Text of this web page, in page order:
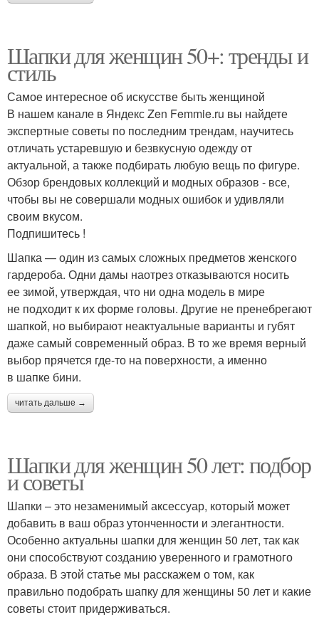
Шапки для женщин 50+: тренды и
стиль
Самое интересное об искусстве быть женщиной
В нашем канале в Яндекс Zen Femmie.ru вы найдете
экспертные советы по последним трендам, научитесь
отличать устаревшую и безвкусную одежду от
актуальной, а также подбирать любую вещь по фигуре.
Обзор брендовых коллекций и модных образов - все,
чтобы вы не совершали модных ошибок и удивляли
своим вкусом.
Подпишитесь !
Шапка — один из самых сложных предметов женского
гардероба. Одни дамы наотрез отказываются носить
ее зимой, утверждая, что ни одна модель в мире
не подходит к их форме головы. Другие не пренебрегают
шапкой, но выбирают неактуальные варианты и губят
даже самый современный образ. В то же время верный
выбор прячется где-то на поверхности, а именно
в шапке бини.
читать дальше →
Шапки для женщин 50 лет: подбор
и советы
Шапки – это незаменимый аксессуар, который может
добавить в ваш образ утонченности и элегантности.
Особенно актуальны шапки для женщин 50 лет, так как
они способствуют созданию уверенного и грамотного
образа. В этой статье мы расскажем о том, как
правильно подобрать шапку для женщины 50 лет и какие
советы стоит придерживаться.